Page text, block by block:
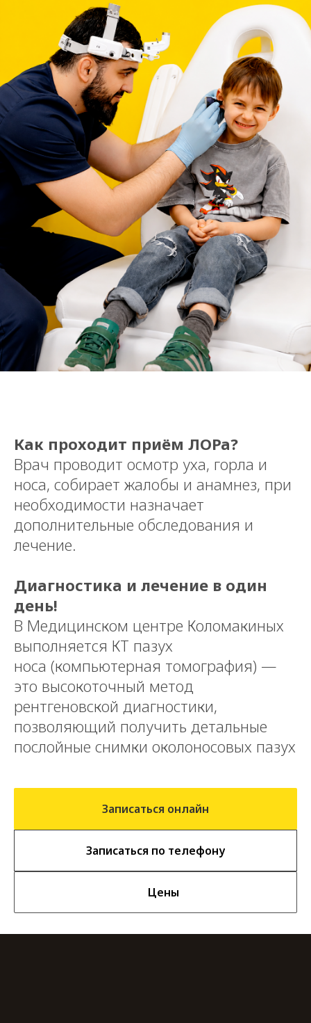
Как проходит приём ЛОРа?
Врач проводит осмотр уха, горла и
носа, собирает жалобы и анамнез, при
необходимости назначает
дополнительные обследования и
лечение.
Диагностика и лечение в один
день!
В Медицинском центре Коломакиных
выполняется КТ пазух
носа (компьютерная томография) —
это высокоточный метод
рентгеновской диагностики,
позволяющий получить детальные
послойные снимки околоносовых пазух
Записаться онлайн
Записаться по телефону
Цены